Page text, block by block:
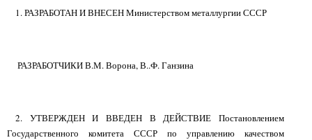
1. РАЗРАБОТАН И ВНЕСЕН Министерством металлургии СССР
РАЗРАБОТЧИКИ В.М. Ворона, В..Ф. Ганзина
2. УТВЕРЖДЕН И ВВЕДЕН В ДЕЙСТВИЕ Постановлением
Государственного комитета СССР по управлению качеством